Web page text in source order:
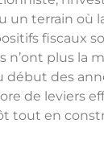
un terrain où
fiscaux
n’ont plus la
des
de leviers
tout en